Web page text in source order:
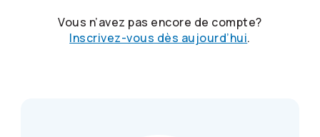
Vous n’avez pas encore de compte?
Inscrivez-vous dès aujourd’hui.